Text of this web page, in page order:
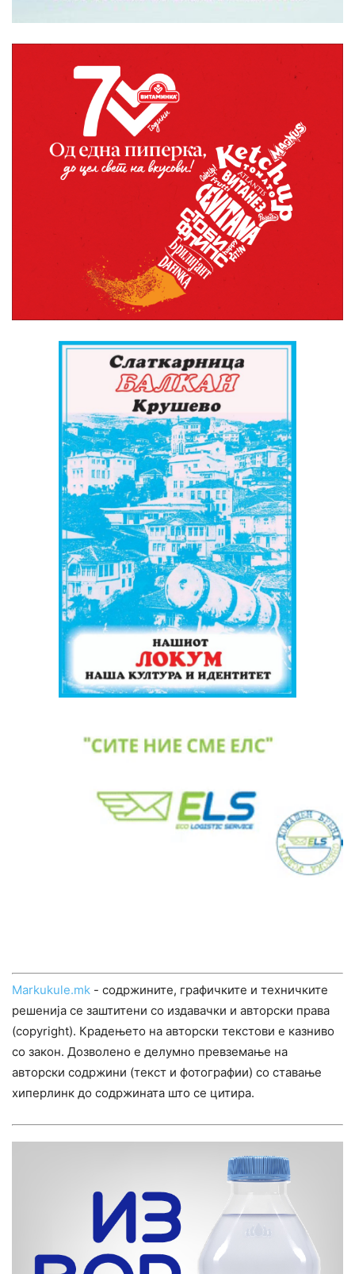
Markukule.mk - содржините, графичките и техничките
решенија се заштитени со издавачки и авторски права
(copyright). Крадењето на авторски текстови е казниво
со закон. Дозволено е делумно превземање на
авторски содржини (текст и фотографии) со ставање
хиперлинк до содржината што се цитира.